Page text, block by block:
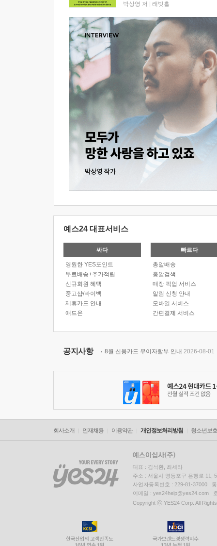
박상영 저 래빗홀
예스24 대표서비스
싸다
영원한 YES포인트
무료배송+추가적립
신규회원 혜택
중고샵/바이백
제휴카드 안내
애드온
빠르다
총알배송
총알검색
매장 픽업 서비스
알림 신청 안내
모바일 서비스
간편결제 서비스
공지사항 8월 신용카드 무이자할부 안내 2026-08-01
회사소개 인재채용 이용약관 개인정보처리방침 청소년보
대표 : 김석환, 최세라
주소 : 서울시 영등포구 은행로 11,
사업자등록번호 : 229-81-37000
이메일 : yes24help@yes24.com
Copyright ⓒ YES24 Corp. All